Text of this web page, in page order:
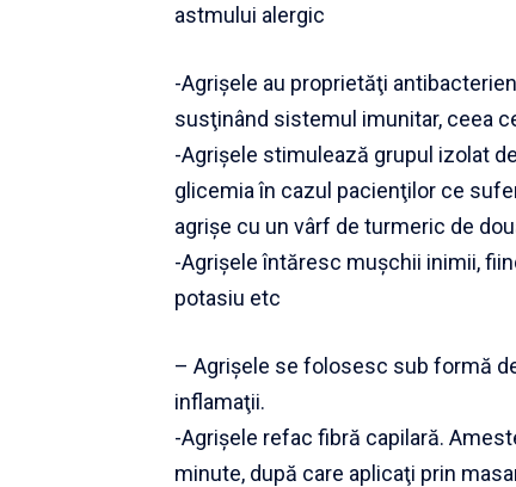
astmului alergic
-Agrişele au proprietăţi
susţinând sistemul imunitar, ceea
-Agrişele stimulează grupul izolat
glicemia în cazul pacienţilor ce
agrişe cu un vârf de turmeric de
-Agrişele întăresc muşchii inimii,
potasiu etc
– Agrişele se folosesc sub formă
inflamaţii.
-Agrişele refac fibră capilară.
minute, după care aplicaţi prin